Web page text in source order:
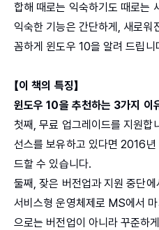
합해 때로는 익숙하기도 때로는
익숙한 기능은 간단하게, 새로워
꼼하게 윈도우 10을 알려 드립니
【이 책의 특징】
윈도우 10을 추천하는 3가지 이
첫째, 무료 업그레이드를 지원합
선스를 보유하고 있다면 2016
드할 수 있습니다.
둘째, 잦은 버전업과 지원 중단
서비스형 운영체제로 MS에서
으로는 버전업이 아니라 꾸준하